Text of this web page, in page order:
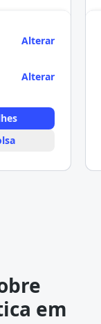
Alterar
Alterar
em